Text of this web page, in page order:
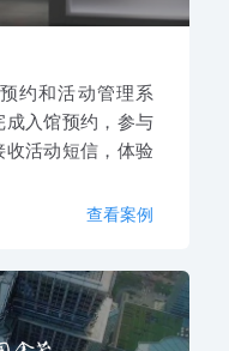
约和活动管理系
入馆预约，参与
活动短信，体验
查看案例